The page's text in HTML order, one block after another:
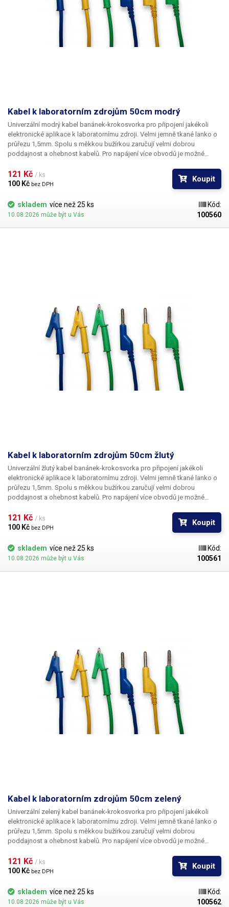
Kabel k laboratorním zdrojům 50cm modrý
Univerzální modrý kabel banánek-krokosvorka pro připojení jakékoli
elektronické aplikace k laboratornímu zdroji. Velmi jemně tkané lanko o
průřezu 1,5mm. Spolu s měkkou bužírkou zaručují velmi dobrou
poddajnost a ohebnost kabelů. Pro napájení více obvodů je možné
několika barevných provedeních pro rozlišení polarity: červená, černá,
modrá, žlutá, zelená.
121 Kč / ks
100 Kč bez DPH
Koupit
skladem více než 25 ks
10.08.2026 může být u Vás
Kód:
100560
Kabel k laboratorním zdrojům 50cm žlutý
Univerzální žlutý kabel banánek-krokosvorka pro připojení jakékoli
elektronické aplikace k laboratornímu zdroji. Velmi jemně tkané lanko o
průřezu 1,5mm. Spolu s měkkou bužírkou zaručují velmi dobrou
poddajnost a ohebnost kabelů. Pro napájení více obvodů je možné
několika barevných provedeních pro rozlišení polarity: červená, černá,
modrá, žlutá, zelená.
121 Kč / ks
100 Kč bez DPH
Koupit
skladem více než 25 ks
10.08.2026 může být u Vás
Kód:
100561
Kabel k laboratorním zdrojům 50cm zelený
Univerzální zelený kabel banánek-krokosvorka pro připojení jakékoli
elektronické aplikace k laboratornímu zdroji. Velmi jemně tkané lanko o
průřezu 1,5mm. Spolu s měkkou bužírkou zaručují velmi dobrou
poddajnost a ohebnost kabelů. Pro napájení více obvodů je možné
několika barevných provedeních pro rozlišení polarity: červená, černá,
modrá, žlutá, zelená.
121 Kč / ks
100 Kč bez DPH
Koupit
skladem více než 25 ks
10.08.2026 může být u Vás
Kód:
100562